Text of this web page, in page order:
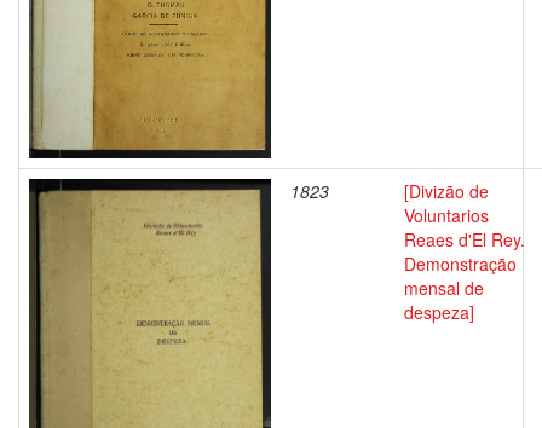
1823
[Divizão de
Voluntarios
Reaes d'El Rey.
Demonstração
mensal de
despeza]